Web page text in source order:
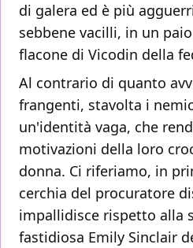
di galera ed è più
sebbene vacilli, in un
flacone di Vicodin della
Al contrario di quanto
frangenti, stavolta i
un'identità vaga, che
motivazioni della loro
donna. Ci riferiamo, in
cerchia del procuratore
impallidisce rispetto alla
fastidiosa Emily Sinclair